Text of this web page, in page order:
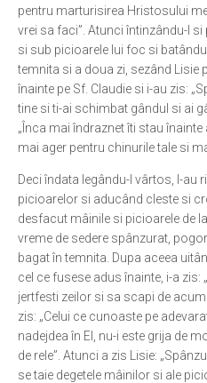
pentru marturisirea Hristosului
vrei sa faci”. Atunci întinzându-l si
si sub picioarele lui foc si
temnita si a doua zi, sezând Lisie
înainte pe Sf. Claudie si i-au zis:
tine si ti-ai schimbat gândul si ai
„Înca mai îndraznet îti stau
mai ager pentru chinurile tale si
Deci îndata legându-l vârtos, l-au
picioarelor si aducând cleste si
desfacut mâinile si picioarele de
vreme de sedere spânzurat,
bagat în temnita. Dupa aceea
cel ce fusese adus înainte, i-a zis:
jertfesti zeilor si sa scapi de
zis: „Celui ce cunoaste pe
nadejdea în El, nu-i este grija de
de rele”. Atunci a zis Lisie:
se taie degetele mâinilor si ale